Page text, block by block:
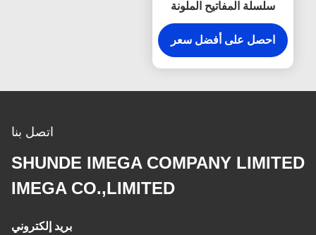
سلسلة المفاتيح الملونة
المفاجئة هوك المفاتيح
البلاستيكية مربع
احصل على أفضل سعر
اتصل بنا
SHUNDE IMEGA COMPANY LIMITED
IMEGA CO.,LIMITED
بريد إلكتروني